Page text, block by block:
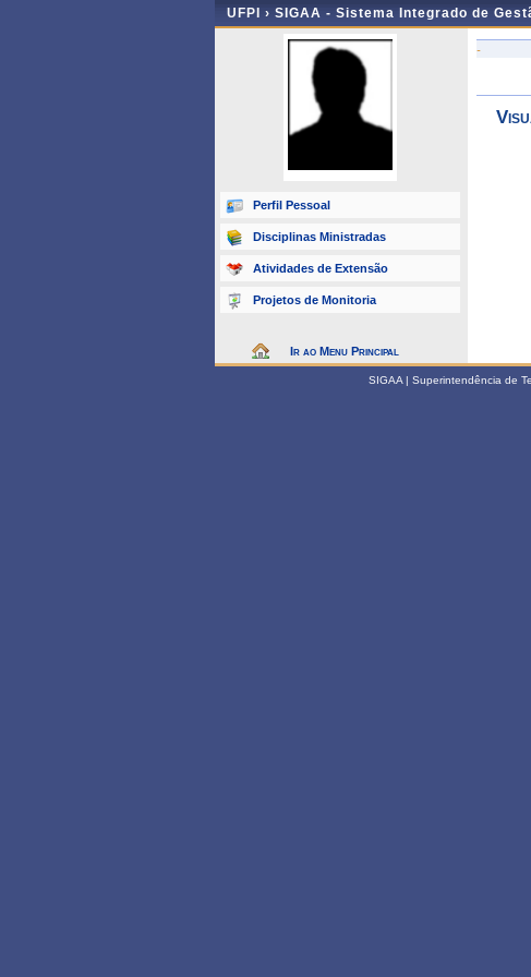
UFPI › SIGAA - Sistema Integrado de
Perfil Pessoal
Disciplinas Ministradas
Atividades de Extensão
Projetos de Monitoria
Ir ao Menu Principal
-
SIGAA | Superintendência de